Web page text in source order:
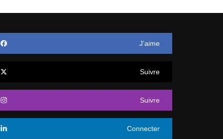
J’aime
Suivre
Suivre
Connecter